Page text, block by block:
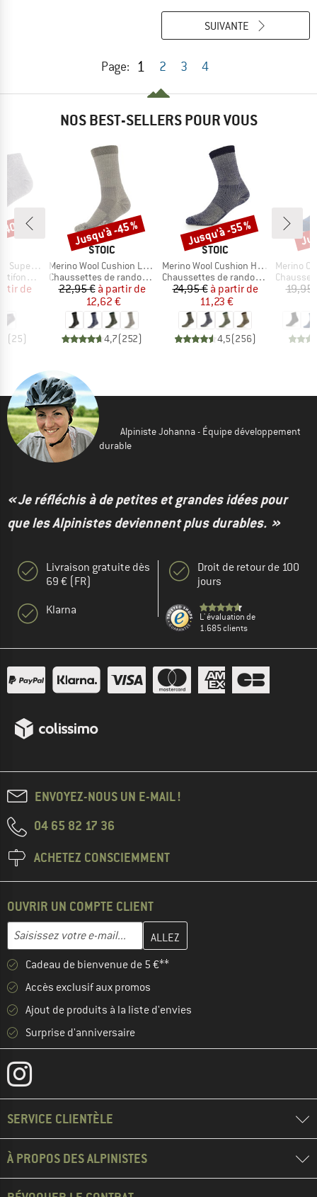
Page: 1 2 3 4
SUIVANTE
NOS BEST-SELLERS POUR VOUS
No Show
réduit
de
(25)
%
MARQUE
STOIC
Article
Merino Wool Cushion Light Socks
Product group
Chaussettes de randonnée
Prix
22,95 € Prix réduit
à partir de
12,62 €
4,7(252)
Remise
Jusqu'à -45 %
MARQUE
STOIC
Article
Merino Wool Cushion Heavy Socks
Product group
Chaussettes de randonnée
Prix
24,95 € Prix réduit
à partir de
11,23 €
4,5(256)
Remise
Jusqu'à -55 %
Article
Merino
Product
19,95
Alpiniste Johanna - Équipe développement
durable
« Je réfléchis à de petites et grandes idées pour
que les Alpinistes deviennent plus durables. »
Livraison gratuite dès
69 € (FR)
Klarna
Droit de retour de 100
jours
L' évaluation de
1.685 clients
ENVOYEZ-NOUS UN E-MAIL !
04 65 82 17 36
ACHETEZ CONSCIEMMENT
OUVRIR UN COMPTE CLIENT
Adresse e-mail
Entrez votre adresse e-mail ici et créez votre compte client à la
Cadeau de bienvenue de 5 €**
Accès exclusif aux promos
Ajout de produits à la liste d'envies
Surprise d'anniversaire
SERVICE CLIENTÈLE
À PROPOS DES ALPINISTES